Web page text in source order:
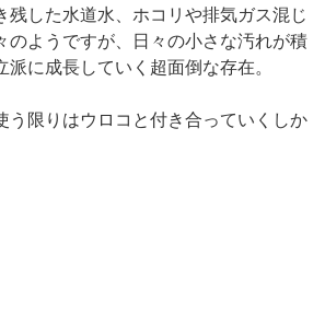
残した水道水、ホコリや排気ガス混じ
のようですが、日々の小さな汚れが積
に成長していく超面倒な存在。
う限りはウロコと付き合っていくしか